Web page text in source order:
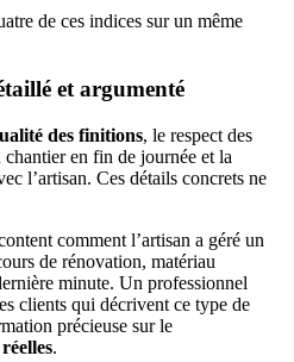
de ces indices sur un même
et argumenté
des finitions, le respect des
en fin de journée et la
l’artisan. Ces détails concrets ne
comment l’artisan a géré un
de rénovation, matériau
minute. Un professionnel
clients qui décrivent ce type de
précieuse sur le
.